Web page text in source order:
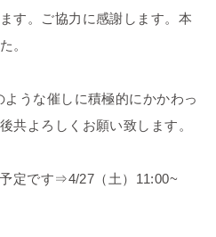
す。ご協力に感謝します。本
。
うな催しに積極的にかかわっ
共よろしくお願い致します。
定です⇒4/27（土）11:00~